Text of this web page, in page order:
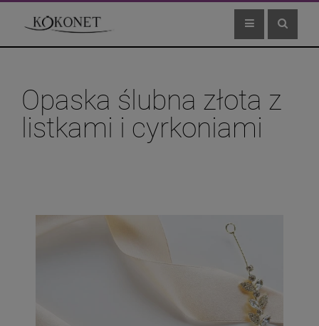
Opaska ślubna złota z
listkami i cyrkoniami